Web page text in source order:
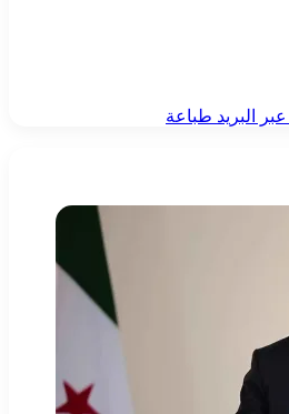
البريد طباعة